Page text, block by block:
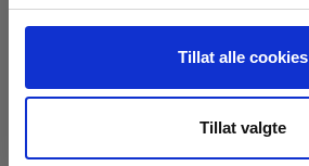
Tillat alle cookies
Tillat valgte